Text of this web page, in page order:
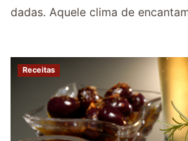
dadas. Aquele clima de
Receitas